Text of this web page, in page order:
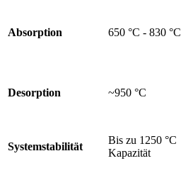
Absorption 650 °C - 830 °C
Desorption ~950 °C
Systemstabilität
Bis zu 1250 °C
Kapazität